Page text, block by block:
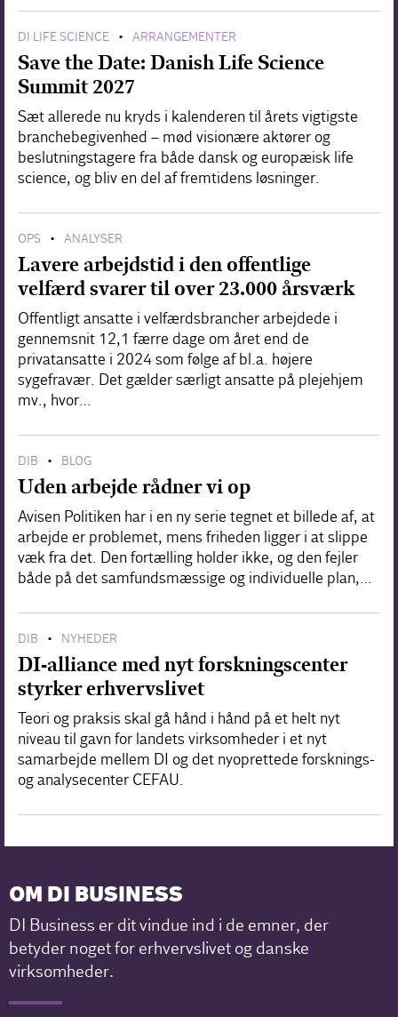
DI LIFE SCIENCE • ARRANGEMENTER
Save the Date: Danish Life Science
Summit 2027
Sæt allerede nu kryds i kalenderen til årets vigtigste
branchebegivenhed – mød visionære aktører og
beslutningstagere fra både dansk og europæisk life
science, og bliv en del af fremtidens løsninger.
OPS • ANALYSER
Lavere arbejdstid i den offentlige
velfærd svarer til over 23.000 årsværk
Offentligt ansatte i velfærdsbrancher arbejdede i
gennemsnit 12,1 færre dage om året end de
privatansatte i 2024 som følge af bl.a. højere
sygefravær. Det gælder særligt ansatte på plejehjem
mv., hvor…
DIB • BLOG
Uden arbejde rådner vi op
Avisen Politiken har i en ny serie tegnet et billede af, at
arbejde er problemet, mens friheden ligger i at slippe
væk fra det. Den fortælling holder ikke, og den fejler
både på det samfundsmæssige og individuelle plan,…
DIB • NYHEDER
DI-alliance med nyt forskningscenter
styrker erhvervslivet
Teori og praksis skal gå hånd i hånd på et helt nyt
niveau til gavn for landets virksomheder i et nyt
samarbejde mellem DI og det nyoprettede forsknings-
og analysecenter CEFAU.
OM DI BUSINESS
DI Business er dit vindue ind i de emner, der
betyder noget for erhvervslivet og danske
virksomheder.